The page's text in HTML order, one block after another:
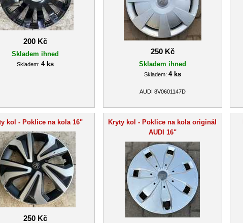
200 Kč
Skladem ihned
Skladem: 4 ks
250 Kč
Skladem ihned
Skladem: 4 ks
AUDI 8V0601147D
kol - Poklice na kola 16"
250 Kč
Kryty kol - Poklice na kola originál
AUDI 16"